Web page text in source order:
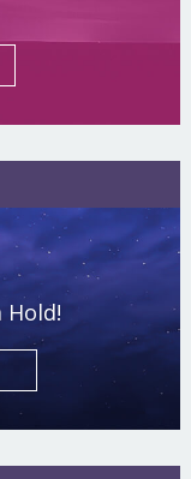
Hold!